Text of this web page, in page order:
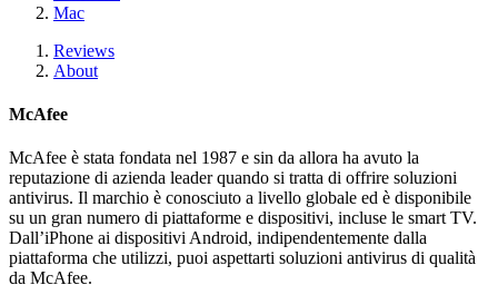
Mac
Reviews
About
McAfee
McAfee è stata fondata nel 1987 e sin da allora ha avuto la
reputazione di azienda leader quando si tratta di offrire soluzioni
antivirus. Il marchio è conosciuto a livello globale ed è disponibile
su un gran numero di piattaforme e dispositivi, incluse le smart TV.
Dall’iPhone ai dispositivi Android, indipendentemente dalla
piattaforma che utilizzi, puoi aspettarti soluzioni antivirus di qualità
da McAfee.